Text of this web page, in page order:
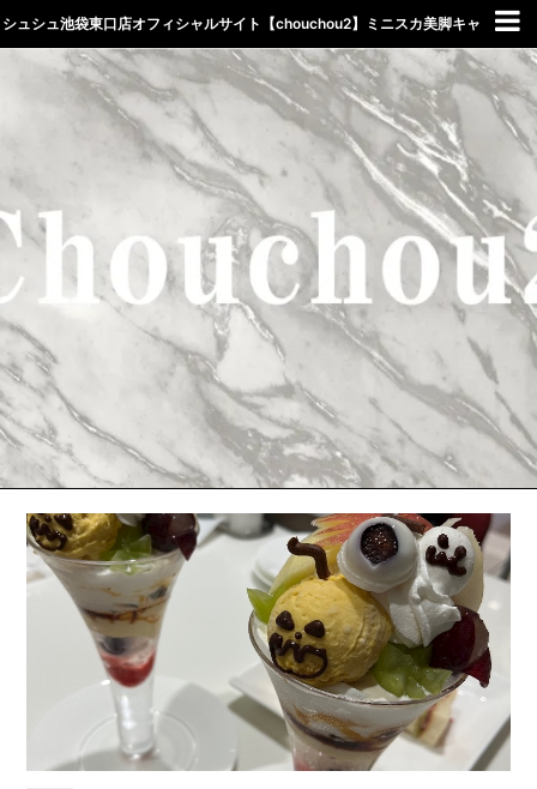
シュシュ池袋東口店オフィシャルサイト【chouchou2】ミニスカ美脚キャ
バクラしゅしゅ東